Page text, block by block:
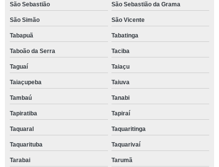
São Sebastião São Sebastião da Grama
São Simão São Vicente
Tabapuã Tabatinga
Taboão da Serra Taciba
Taguaí Taiaçu
Taiaçupeba Taiuva
Tambaú Tanabi
Tapiratiba Tapiraí
Taquaral Taquaritinga
Taquarituba Taquarivaí
Tarabai Tarumã